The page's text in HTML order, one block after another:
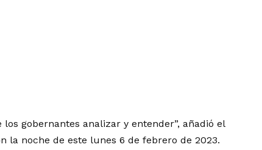
gobernantes analizar y entender”, añadió el
la noche de este lunes 6 de febrero de 2023.